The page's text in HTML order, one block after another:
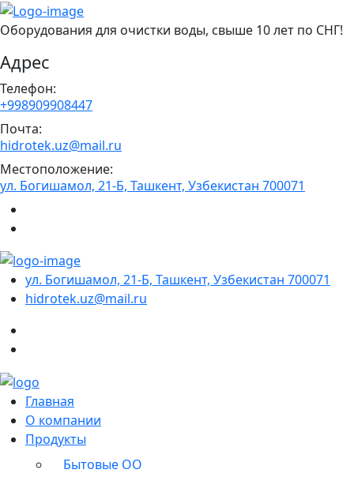
Оборудования для очистки воды, свыше 10 лет по СНГ!
Адрес
Телефон:
+998909908447
Почта:
hidrotek.uz@mail.ru
Местоположение:
ул. Богишамол, 21-Б, Ташкент, Узбекистан 700071
ул. Богишамол, 21-Б, Ташкент, Узбекистан 700071
hidrotek.uz@mail.ru
Главная
О компании
Продукты
Бытовые ОО